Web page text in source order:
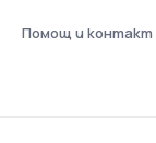
Помощ и контакт